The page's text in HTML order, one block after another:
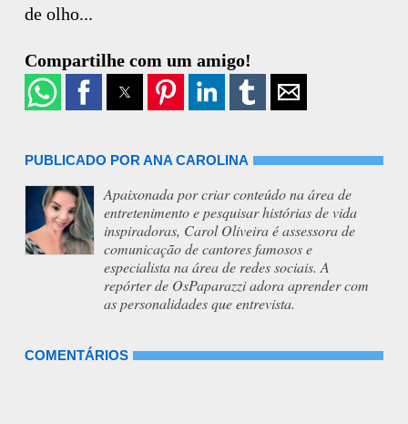
de olho...
Compartilhe com um amigo!
PUBLICADO POR ANA CAROLINA
Apaixonada por criar conteúdo na área de
entretenimento e pesquisar histórias de vida
inspiradoras, Carol Oliveira é assessora de
comunicação de cantores famosos e
especialista na área de redes sociais. A
repórter de OsPaparazzi adora aprender com
as personalidades que entrevista.
COMENTÁRIOS